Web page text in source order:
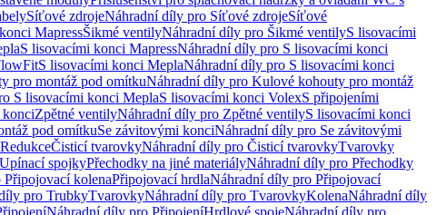
Síťové zdrojeNáhradní díly pro Síťové zdrojeSíťové
MapressŠikmé ventilyNáhradní díly pro Šikmé ventilyS lisovacími
S lisovacími konci MapressNáhradní díly pro S lisovacími konci
S lisovacími konci MeplaNáhradní díly pro S lisovacími konci
pro montáž pod omítkuNáhradní díly pro Kulové kohouty pro montáž
S lisovacími konci MeplaS lisovacími konci VolexS připojeními
Zpětné ventilyNáhradní díly pro Zpětné ventilyS lisovacími konci
pod omítkuSe závitovými konciNáhradní díly pro Se závitovými
RedukceČisticí tvarovkyNáhradní díly pro Čisticí tvarovkyTvarovky
Upínací spojkyPřechodky na jiné materiályNáhradní díly pro Přechodky
kolenaPřipojovací hrdlaNáhradní díly pro Připojovací
pro TrubkyTvarovkyNáhradní díly pro TvarovkyKolenaNáhradní díly
Náhradní díly pro PřipojeníHrdlové spojeNáhradní díly pro